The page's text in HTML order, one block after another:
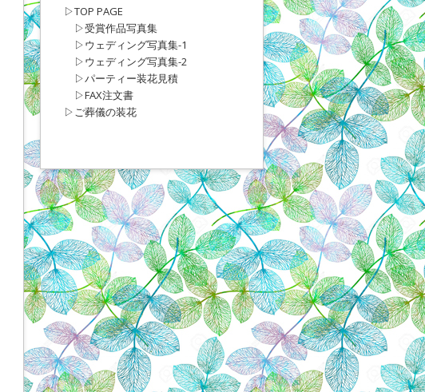
▷TOP PAGE
▷受賞作品写真集
▷ウェディング写真集-1
▷ウェディング写真集-2
▷パーティー装花見積
▷FAX注文書
▷ご葬儀の装花